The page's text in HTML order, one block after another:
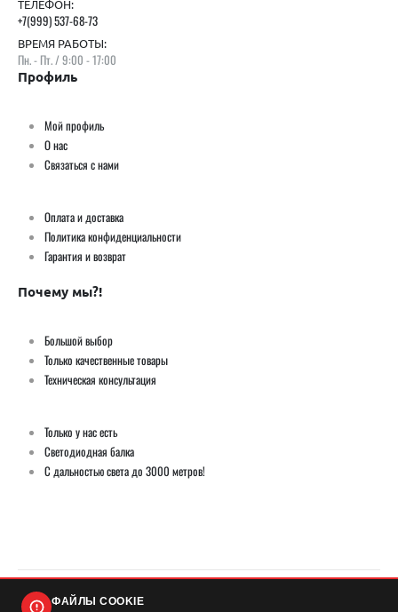
ТЕЛЕФОН:
+7(999) 537-68-73
ВРЕМЯ РАБОТЫ:
Пн. - Пт. / 9:00 - 17:00
Профиль
Мой профиль
О нас
Связаться с нами
Оплата и доставка
Политика конфиденциальности
Гарантия и возврат
Почему мы?!
Большой выбор
Только качественные товары
Техническая консультация
Только у нас есть
Светодиодная балка
С дальностью света до 3000 метров!
ФАЙЛЫ COOKIE